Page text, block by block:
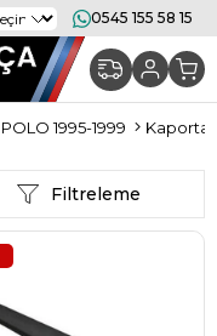
0545 155 58 15
POLO 1995-1999 Kaporta
Filtreleme